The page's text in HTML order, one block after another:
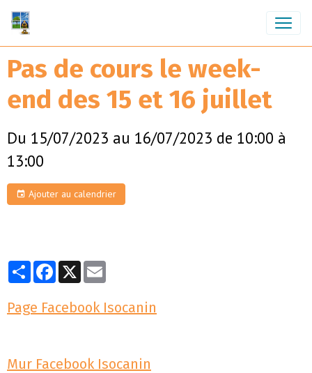
Pas de cours le week-
end des 15 et 16 juillet
Du 15/07/2023 au 16/07/2023 de 10:00 à
13:00
Ajouter au calendrier
PartagerFacebook
X
Page Facebook Isocanin
Mur Facebook Isocanin